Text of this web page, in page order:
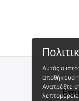
Αυτός ο
Ανατρέξτε